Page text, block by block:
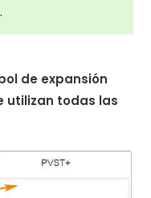
de expansión
utilizan todas las